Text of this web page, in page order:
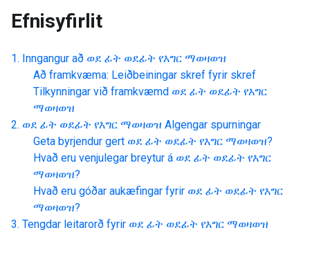
Efnisyfirlit
Inngangur að ወደ ፊት ወደፊት የእግር ማወዛወዝ
Að framkvæma: Leiðbeiningar skref fyrir skref
Tilkynningar við framkvæmd ወደ ፊት ወደፊት የእግር
ማወዛወዝ
ወደ ፊት ወደፊት የእግር ማወዛወዝ Algengar spurningar
Geta byrjendur gert ወደ ፊት ወደፊት የእግር ማወዛወዝ?
Hvað eru venjulegar breytur á ወደ ፊት ወደፊት የእግር
ማወዛወዝ?
Hvað eru góðar aukæfingar fyrir ወደ ፊት ወደፊት የእግር
ማወዛወዝ?
Tengdar leitarorð fyrir ወደ ፊት ወደፊት የእግር ማወዛወዝ